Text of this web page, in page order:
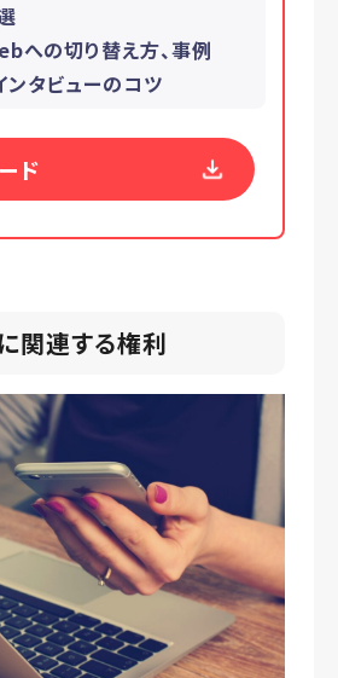
への切り替え方、事例
ンタビューのコツ
ド
関連する権利